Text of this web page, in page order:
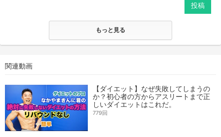
投稿
もっと見る
関連動画
【ダイエット】なぜ失敗してしまうの
か？初心者の方からアスリートまで正
しいダイエットはこれだ。
779回